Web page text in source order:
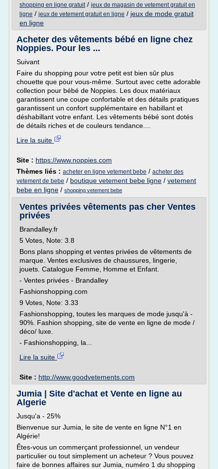
shopping en ligne gratuit/ jeux de magasin de vetement gratuit en
ligne / jeux de vetement gratuit en ligne / jeux de mode gratuit
en ligne
Acheter des vêtements bébé en ligne chez
Noppies. Pour les ...
Suivant
Faire du shopping pour votre petit est bien sûr plus
chouette que pour vous-même. Surtout avec cette adorable
collection pour bébé de Noppies. Les doux matériaux
garantissent une coupe confortable et des détails pratiques
garantissent un confort supplémentaire en habillant et
déshabillant votre enfant. Les vêtements bébé sont dotés
de détails riches et de couleurs tendance....
Lire la suite
Site : https://www.noppies.com
Thèmes liés : acheter en ligne vetement bebe / acheter des
vetement de bebe / boutique vetement bebe ligne / vetement
bebe en ligne / shopping vetement bebe
Ventes privées vêtements pas cher Ventes
privées
Brandalley.fr
5 Votes, Note: 3.8
Bons plans shopping et ventes privées de vêtements de
marque. Ventes exclusives de chaussures, lingerie,
jouets. Catalogue Femme, Homme et Enfant.
- Ventes privées - Brandalley
Fashionshopping.com
9 Votes, Note: 3.33
Fashionshopping, toutes les marques de mode jusqu'à -
90%. Fashion shopping, site de vente en ligne de mode /
déco/ luxe.
- Fashionshopping, la...
Lire la suite
Site : http://www.goodvetements.com
Jumia | Site d'achat et Vente en ligne au
Algerie
Jusqu'a - 25%
Bienvenue sur Jumia, le site de vente en ligne N°1 en
Algérie!
Êtes-vous un commerçant professionnel, un vendeur
particulier ou tout simplement un acheteur ? Vous pouvez
faire de bonnes affaires sur Jumia, numéro 1 du shopping